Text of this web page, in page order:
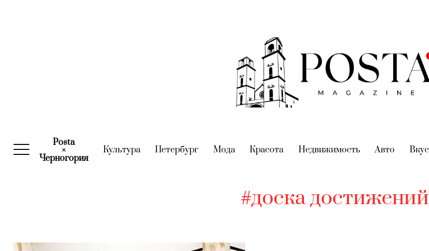
Posta
×
Черногория(current)
Культура(current)
Петербург (current)
Мода(current)
Красота (current)
Недвижимость(current)
Авто (current)
Вкус
#доска достижений